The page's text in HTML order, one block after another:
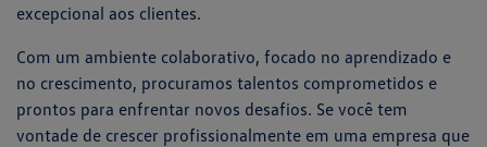
excepcional aos clientes.
Com um ambiente colaborativo, focado no aprendizado e
no crescimento, procuramos talentos comprometidos e
prontos para enfrentar novos desafios. Se você tem
vontade de crescer profissionalmente em uma empresa que